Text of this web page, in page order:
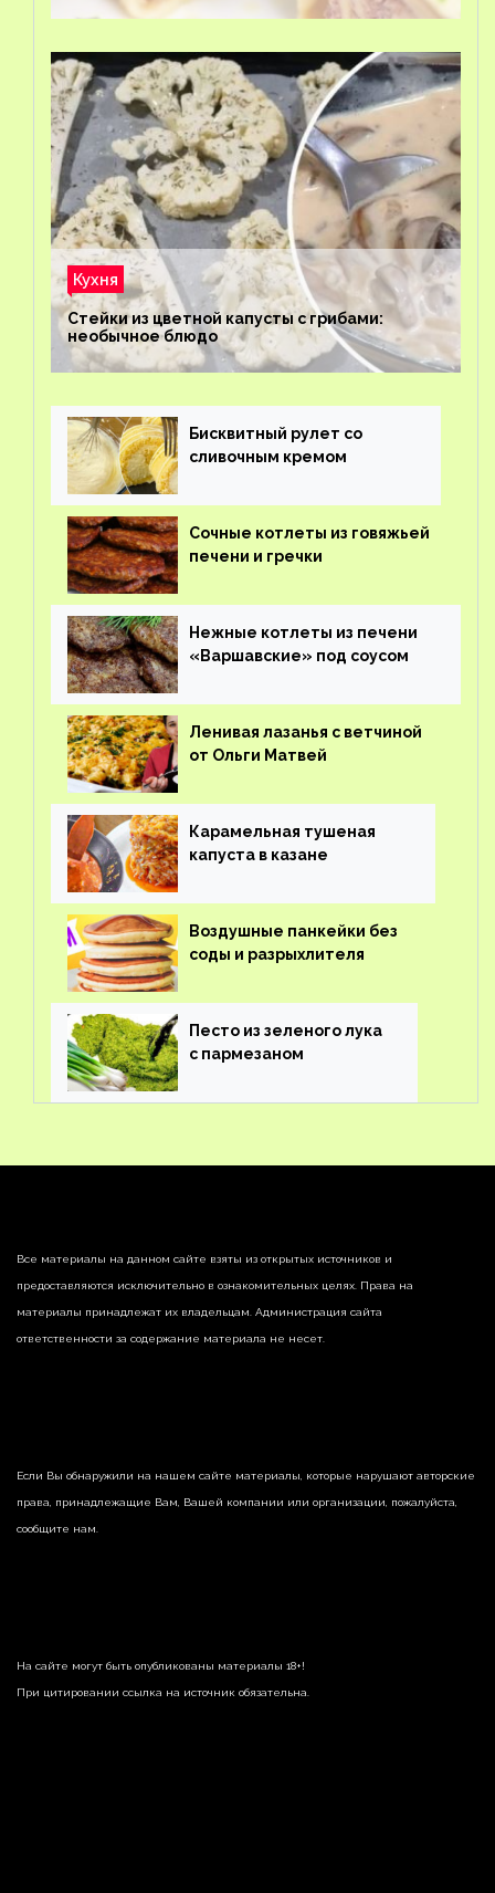
Кухня
Стейки из цветной капусты с грибами:
необычное блюдо
Бисквитный рулет со
сливочным кремом
Сочные котлеты из говяжьей
печени и гречки
Нежные котлеты из печени
«Варшавские» под соусом
Ленивая лазанья с ветчиной
от Ольги Матвей
Карамельная тушеная
капуста в казане
Воздушные панкейки без
соды и разрыхлителя
Песто из зеленого лука
с пармезаном
Все материалы на данном сайте взяты из открытых источников и
предоставляются исключительно в ознакомительных целях. Права на
материалы принадлежат их владельцам. Администрация сайта
ответственности за содержание материала не несет.
Если Вы обнаружили на нашем сайте материалы, которые нарушают авторские
права, принадлежащие Вам, Вашей компании или организации, пожалуйста,
сообщите нам.
На сайте могут быть опубликованы материалы 18+!
При цитировании ссылка на источник обязательна.